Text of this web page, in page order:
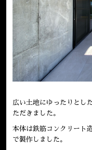
広い土地にゆったりとし
ただきました。
本体は鉄筋コンクリート
で製作しました。